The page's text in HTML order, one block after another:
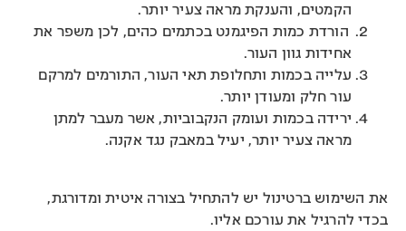
הקמטים, והענקת מראה צעיר יותר.
הורדת כמות הפיגמנט בכתמים כהים, לכן משפר את
אחידות גוון העור.
עלייה בכמות ותחלופת תאי העור, התורמים למרקם
עור חלק ומעודן יותר.
ירידה בכמות ועומק הנקבוביות, אשר מעבר למתן
מראה צעיר יותר, יעיל במאבק נגד אקנה.
את השימוש ברטינול יש להתחיל בצורה איטית ומדורגת,
בכדי להרגיל את עורכם אליו.